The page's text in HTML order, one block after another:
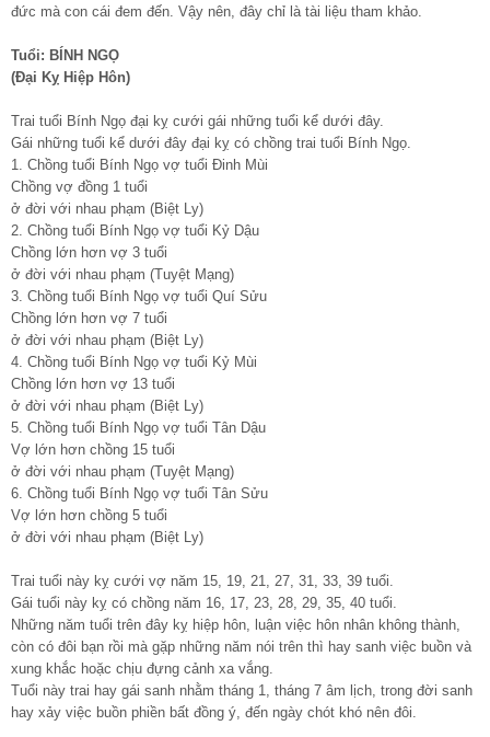
đức mà con cái đem đến. Vậy nên, đây chỉ là tài liệu tham khảo.
Tuổi: BÍNH NGỌ
(Đại Kỵ Hiệp Hôn)
Trai tuổi Bính Ngọ đại kỵ cưới gái những tuổi kể dưới đây.
Gái những tuổi kể dưới đây đại kỵ có chồng trai tuổi Bính Ngọ.
1. Chồng tuổi Bính Ngọ vợ tuổi Đinh Mùi
Chồng vợ đồng 1 tuổi
ở đời với nhau phạm (Biệt Ly)
2. Chồng tuổi Bính Ngọ vợ tuổi Kỷ Dậu
Chồng lớn hơn vợ 3 tuổi
ở đời với nhau phạm (Tuyệt Mạng)
3. Chồng tuổi Bính Ngọ vợ tuổi Quí Sửu
Chồng lớn hơn vợ 7 tuổi
ở đời với nhau phạm (Biệt Ly)
4. Chồng tuổi Bính Ngọ vợ tuổi Kỷ Mùi
Chồng lớn hơn vợ 13 tuổi
ở đời với nhau phạm (Biệt Ly)
5. Chồng tuổi Bính Ngọ vợ tuổi Tân Dậu
Vợ lớn hơn chồng 15 tuổi
ở đời với nhau phạm (Tuyệt Mạng)
6. Chồng tuổi Bính Ngọ vợ tuổi Tân Sửu
Vợ lớn hơn chồng 5 tuổi
ở đời với nhau phạm (Biệt Ly)
Trai tuổi này kỵ cưới vợ năm 15, 19, 21, 27, 31, 33, 39 tuổi.
Gái tuổi này kỵ có chồng năm 16, 17, 23, 28, 29, 35, 40 tuổi.
Những năm tuổi trên đây kỵ hiệp hôn, luận việc hôn nhân không thành,
còn có đôi bạn rồi mà gặp những năm nói trên thì hay sanh việc buồn và
xung khắc hoặc chịu đựng cảnh xa vắng.
Tuổi này trai hay gái sanh nhằm tháng 1, tháng 7 âm lịch, trong đời sanh
hay xảy việc buồn phiền bất đồng ý, đến ngày chót khó nên đôi.